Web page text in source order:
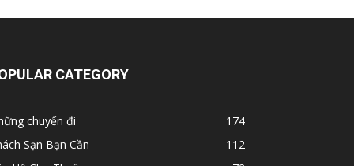
CATEGORY
chuyến đi
174
Sạn Bạn Cần
112